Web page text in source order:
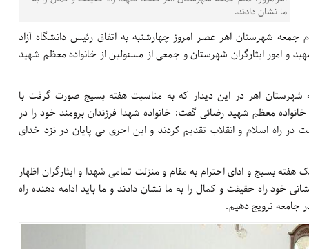
ما نشان دادند.
جمعه شهرستان اهر عصر امروز چهارشنبه به اتفاق رئیس دانشگاه آزاد
و امور ایثارگران شهرستان و جمعی از مسئولین از خانواده معظم شهید
شهرستان اهر در این دیدار که به مناسبت هفته بسیج صورت گرفت با
خانواده معظم شهید رضائی گفت: خانواده شهدا فرزندان برومند خود را در
در راه اسلام و انقلاب تقدیم کردند و این اجری بی پایان در نزد خدای
بسیج و ادای احترام به مقام و منزلت تمامی شهدا و ایثارگران اظهار
خود راه حقیقت و کمال را به ما نشان دادند و ما باید ادامه دهنده راه
جامعه ترویج دهیم.